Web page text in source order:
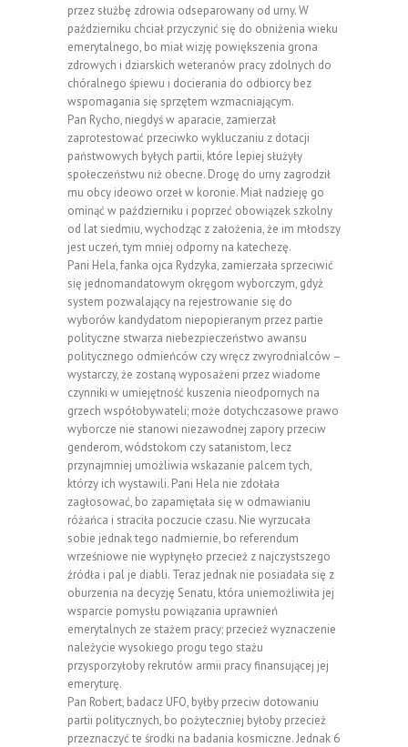
przez służbę zdrowia odseparowany od urny. W
październiku chciał przyczynić się do obniżenia wieku
emerytalnego, bo miał wizję powiększenia grona
zdrowych i dziarskich weteranów pracy zdolnych do
chóralnego śpiewu i docierania do odbiorcy bez
wspomagania się sprzętem wzmacniającym.
Pan Rycho, niegdyś w aparacie, zamierzał
zaprotestować przeciwko wykluczaniu z dotacji
państwowych byłych partii, które lepiej służyły
społeczeństwu niż obecne. Drogę do urny zagrodził
mu obcy ideowo orzeł w koronie. Miał nadzieję go
ominąć w październiku i poprzeć obowiązek szkolny
od lat siedmiu, wychodząc z założenia, że im młodszy
jest uczeń, tym mniej odporny na katechezę.
Pani Hela, fanka ojca Rydzyka, zamierzała sprzeciwić
się jednomandatowym okręgom wyborczym, gdyż
system pozwalający na rejestrowanie się do
wyborów kandydatom niepopieranym przez partie
polityczne stwarza niebezpieczeństwo awansu
politycznego odmieńców czy wręcz zwyrodnialców –
wystarczy, że zostaną wyposażeni przez wiadome
czynniki w umiejętność kuszenia nieodpornych na
grzech współobywateli; może dotychczasowe prawo
wyborcze nie stanowi niezawodnej zapory przeciw
genderom, wódstokom czy satanistom, lecz
przynajmniej umożliwia wskazanie palcem tych,
którzy ich wystawili. Pani Hela nie zdołała
zagłosować, bo zapamiętała się w odmawianiu
różańca i straciła poczucie czasu. Nie wyrzucała
sobie jednak tego nadmiernie, bo referendum
wrześniowe nie wypłynęło przecież z najczystszego
źródła i pal je diabli. Teraz jednak nie posiadała się z
oburzenia na decyzję Senatu, która uniemożliwiła jej
wsparcie pomysłu powiązania uprawnień
emerytalnych ze stażem pracy; przecież wyznaczenie
należycie wysokiego progu tego stażu
przysporzyłoby rekrutów armii pracy finansującej jej
emeryturę.
Pan Robert, badacz UFO, byłby przeciw dotowaniu
partii politycznych, bo pożyteczniej byłoby przecież
przeznaczyć te środki na badania kosmiczne. Jednak 6